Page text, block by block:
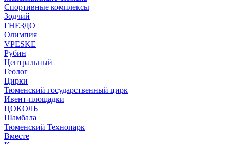
Спортивные комплексы
Зодчий
ГНЕЗДО
Олимпия
VPESKE
Рубин
Центральный
Геолог
Цирки
Тюменский государственный цирк
Ивент-площадки
ЦОКОЛЬ
Шамбала
Тюменский Технопарк
Вместе